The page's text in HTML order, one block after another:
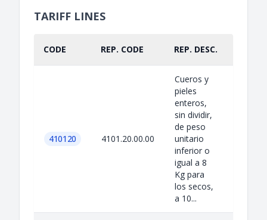
TARIFF LINES
CODE REP. CODE REP. DESC.
410120 4101.20.00.00
Cueros y
pieles
enteros,
sin dividir,
de peso
unitario
inferior o
igual a 8
Kg para
los secos,
a 10...